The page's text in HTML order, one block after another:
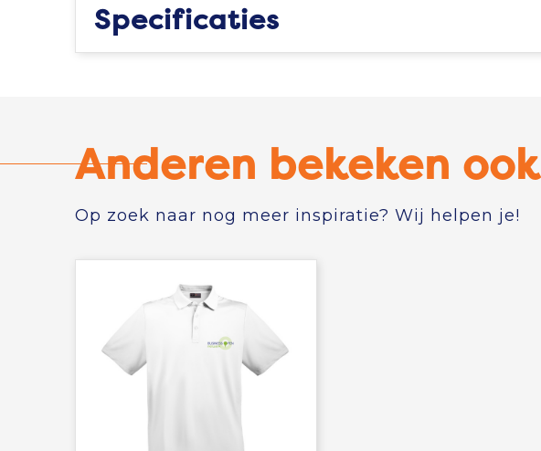
Specificaties
Anderen bekeken ook
Op zoek naar nog meer inspiratie? Wij helpen je!